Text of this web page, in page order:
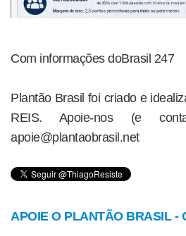
Com informações doBrasil 247
Plantão Brasil foi criado e
REIS. Apoie-nos (e
apoie@plantaobrasil.net
APOIE O PLANTÃO BRASIL -